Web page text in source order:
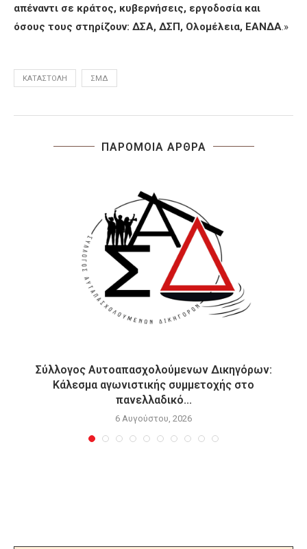
απέναντι σε κράτος, κυβερνήσεις, εργοδοσία και
όσους τους στηρίζουν: ΔΣΑ, ΔΣΠ, Ολομέλεια, ΕΑΝΔΑ.»
ΚΑΤΑΣΤΟΛΉ ΣΜΔ
ΠΑΡΟΜΟΙΑ ΑΡΘΡΑ
Σύλλογος Αυτοαπασχολούμενων Δικηγόρων:
Κάλεσμα αγωνιστικής συμμετοχής στο
πανελλαδικό...
6 Αυγούστου, 2026